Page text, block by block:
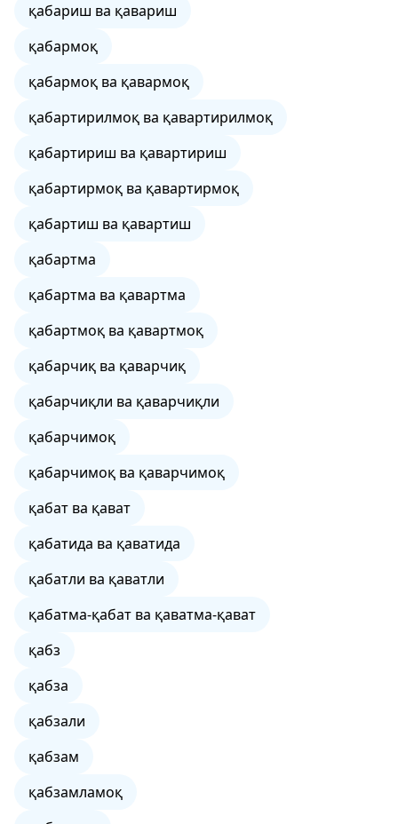
қабариш ва қавариш
қабармоқ
қабармоқ ва қавармоқ
қабартирилмоқ ва қавартирилмоқ
қабартириш ва қавартириш
қабартирмоқ ва қавартирмоқ
қабартиш ва қавартиш
қабартма
қабартма ва қавартма
қабартмоқ ва қавартмоқ
қабарчиқ ва қаварчиқ
қабарчиқли ва қаварчиқли
қабарчимоқ
қабарчимоқ ва қаварчимоқ
қабат ва қават
қабатида ва қаватида
қабатли ва қаватли
қабатма-қабат ва қаватма-қават
қабз
қабза
қабзали
қабзам
қабзамламоқ